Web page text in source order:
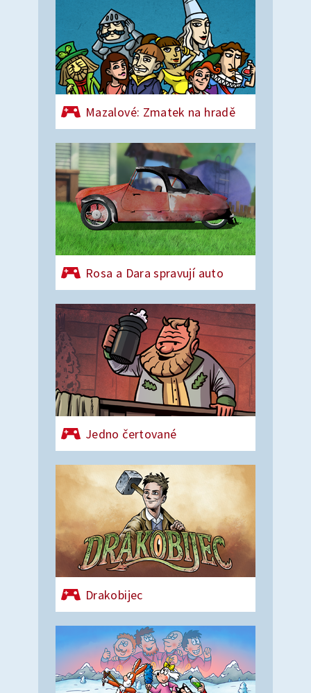
Mazalové: Zmatek na hradě
Rosa a Dara spravují auto
Jedno čertované
Drakobijec